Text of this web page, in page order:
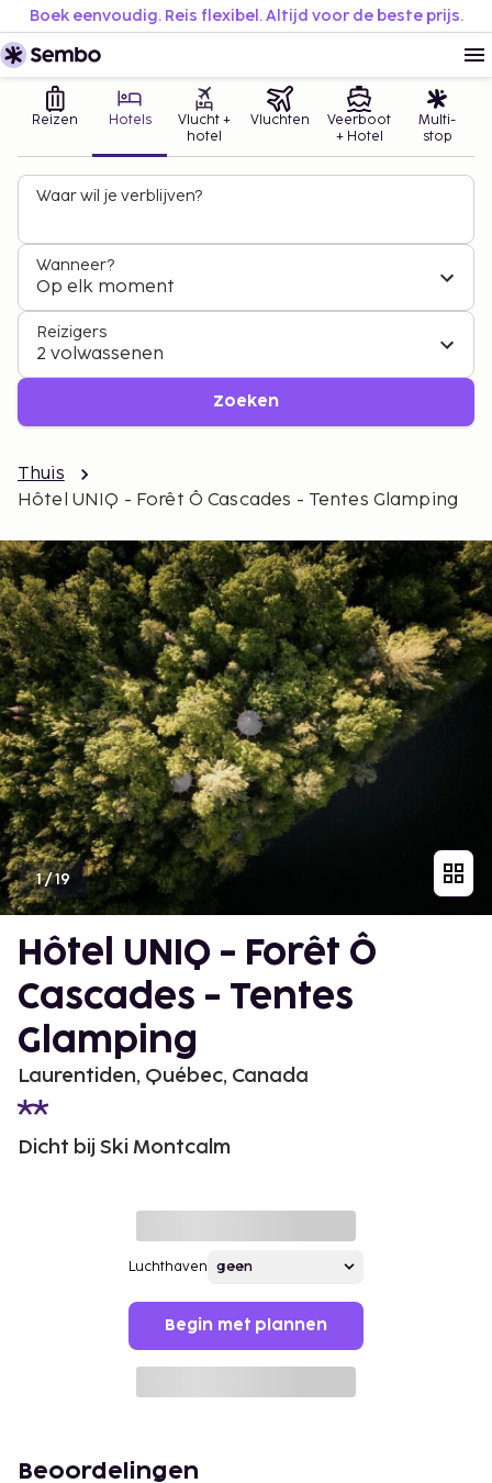
Boek eenvoudig. Reis flexibel. Altijd voor de beste prijs.
Reizen Hotels
Vlucht +
hotel
Vluchten
Veerboot
+ Hotel
Multi-
stop
Waar wil je verblijven?
Wanneer?
Op elk moment
Reizigers
2 volwassenen
Zoeken
Thuis
Hôtel UNIQ - Forêt Ô Cascades - Tentes Glamping
1/19
Hôtel UNIQ - Forêt Ô
Cascades - Tentes
Glamping
Laurentiden, Québec, Canada
Dicht bij Ski Montcalm
Luchthaven
Begin met plannen
Beoordelingen